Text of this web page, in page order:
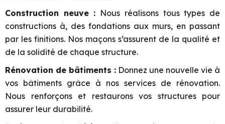
Construction neuve : Nous réalisons tous types de
constructions à, des fondations aux murs, en passant
par les finitions. Nos maçons s’assurent de la qualité et
de la solidité de chaque structure.
Rénovation de bâtiments : Donnez une nouvelle vie à
vos bâtiments grâce à nos services de rénovation.
Nous renforçons et restaurons vos structures pour
assurer leur durabilité.